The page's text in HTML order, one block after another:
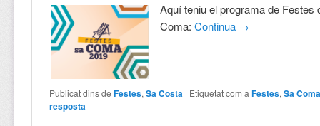
Aquí teniu el programa de Festes
Coma:Continua →
Publicat dins de Festes,Sa Costa | Etiquetat com a Festes,Sa
resposta